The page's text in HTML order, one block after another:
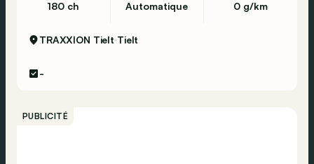
180 ch Automatique 0 g/km
TRAXXION Tielt Tielt
-
PUBLICITÉ